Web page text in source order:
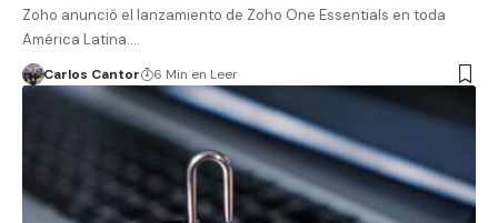
Zoho anunció el lanzamiento de Zoho One Essentials en toda
América Latina.…
Carlos Cantor 6 Min en Leer